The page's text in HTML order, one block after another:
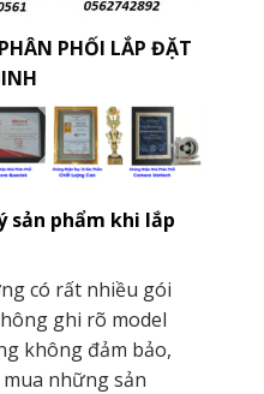
PHỐI LẮP ĐẶT
sản phẩm khi lắp
có rất nhiều gói
ghi rõ model
không đảm bảo,
những sản